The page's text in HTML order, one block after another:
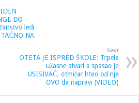
DO
ledi
NA
Next
OTETA JE ISPRED ŠKOLE: Trpela
užasne stvari a spasao je
USISIVAČ, otmičar hteo od nje
OVO da napravi (VIDEO)